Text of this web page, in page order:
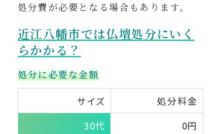
処分費が必要と なる場合もあります。
近江八幡市では仏壇処分にいく
らかかる ？
処分に必要な金額
サイズ
処分料金
30代
0円